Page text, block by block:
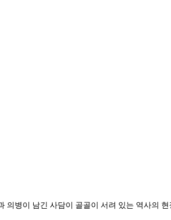
의병이 남긴 사담이 골골이 서려 있는 역사의